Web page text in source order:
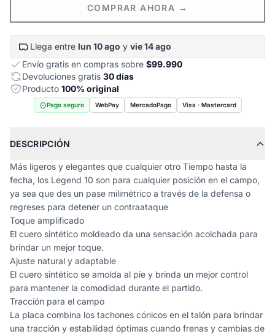
COMPRAR AHORA →
Llega entre lun 10 ago y vie 14 ago
Envío gratis en compras sobre $99.990
Devoluciones gratis 30 días
Producto 100% original
Pago seguro WebPay MercadoPago Visa · Mastercard
DESCRIPCIÓN
Más ligeros y elegantes que cualquier otro Tiempo hasta la
fecha, los Legend 10 son para cualquier posición en el campo,
ya sea que des un pase milimétrico a través de la defensa o
regreses para detener un contraataque
Toque amplificado
El cuero sintético moldeado da una sensación acolchada para
brindar un mejor toque.
Ajuste natural y adaptable
El cuero sintético se amolda al pie y brinda un mejor control
para mantener la comodidad durante el partido.
Tracción para el campo
La placa combina los tachones cónicos en el talón para brindar
una tracción y estabilidad óptimas cuando frenas y cambias de